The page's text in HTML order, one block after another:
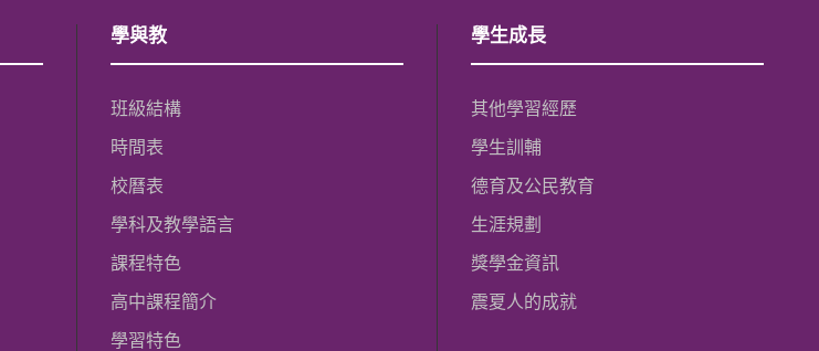
學與教
班級結構
時間表
校曆表
學科及教學語言
課程特色
高中課程簡介
學習特色
學生成長
其他學習經歷
學生訓輔
德育及公民教育
生涯規劃
獎學金資訊
震夏人的成就